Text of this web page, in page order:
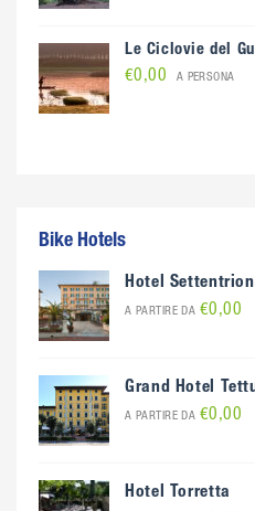
Le Ciclovie del
€0,00 A PERSONA
Bike Hotels
Hotel
A PARTIRE DA €0,00
Grand Hotel
A PARTIRE DA €0,00
Hotel Torretta